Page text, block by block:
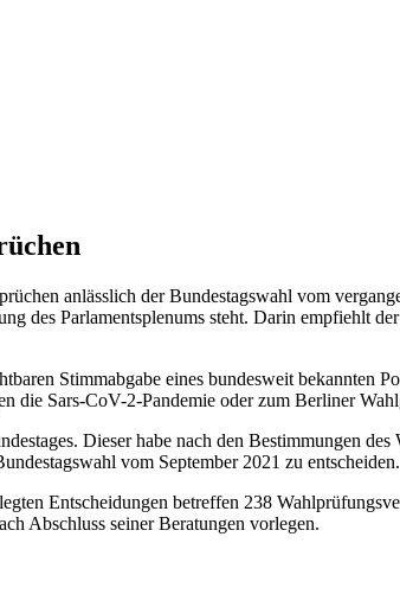
anlässlich der Bundestagswahl vom
des Parlamentsplenums steht. Darin empfiehlt
Stimmabgabe eines bundesweit bekannten
die Sars-CoV-2-Pandemie oder zum Berliner
Dieser habe nach den Bestimmungen
vom September 2021 zu entscheiden.
Entscheidungen betreffen 238
Abschluss seiner Beratungen vorlegen.